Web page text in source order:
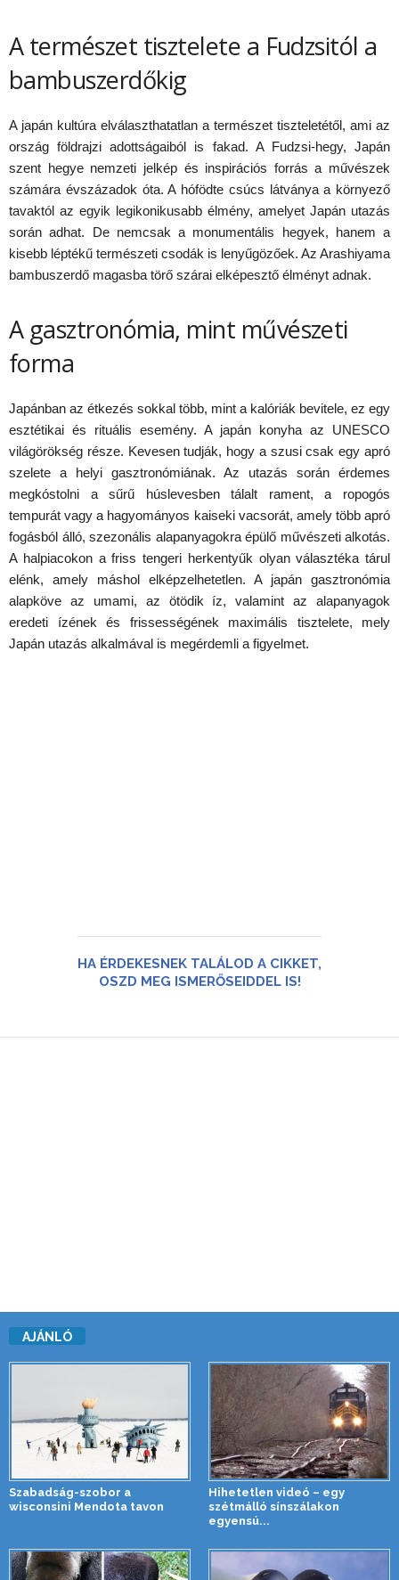
A természet tisztelete a Fudzsitól a
bambuszerdőkig
A japán kultúra elválaszthatatlan a természet tiszteletétől, ami az
ország földrajzi adottságaiból is fakad. A Fudzsi-hegy, Japán
szent hegye nemzeti jelkép és inspirációs forrás a művészek
számára évszázadok óta. A hófödte csúcs látványa a környező
tavaktól az egyik legikonikusabb élmény, amelyet Japán utazás
során adhat. De nemcsak a monumentális hegyek, hanem a
kisebb léptékű természeti csodák is lenyűgözőek. Az Arashiyama
bambuszerdő magasba törő szárai elképesztő élményt adnak.
A gasztronómia, mint művészeti
forma
Japánban az étkezés sokkal több, mint a kalóriák bevitele, ez egy
esztétikai és rituális esemény. A japán konyha az UNESCO
világörökség része. Kevesen tudják, hogy a szusi csak egy apró
szelete a helyi gasztronómiának. Az utazás során érdemes
megkóstolni a sűrű húslevesben tálalt rament, a ropogós
tempurát vagy a hagyományos kaiseki vacsorát, amely több apró
fogásból álló, szezonális alapanyagokra épülő művészeti alkotás.
A halpiacokon a friss tengeri herkentyűk olyan választéka tárul
elénk, amely máshol elképzelhetetlen. A japán gasztronómia
alapköve az umami, az ötödik íz, valamint az alapanyagok
eredeti ízének és frissességének maximális tisztelete, mely
Japán utazás alkalmával is megérdemli a figyelmet.
HA ÉRDEKESNEK TALÁLOD A CIKKET,
OSZD MEG ISMERŐSEIDDEL IS!
AJÁNLÓ
Szabadság-szobor a
wisconsini Mendota tavon
Hihetetlen videó – egy
szétmálló sínszálakon
egyensú...